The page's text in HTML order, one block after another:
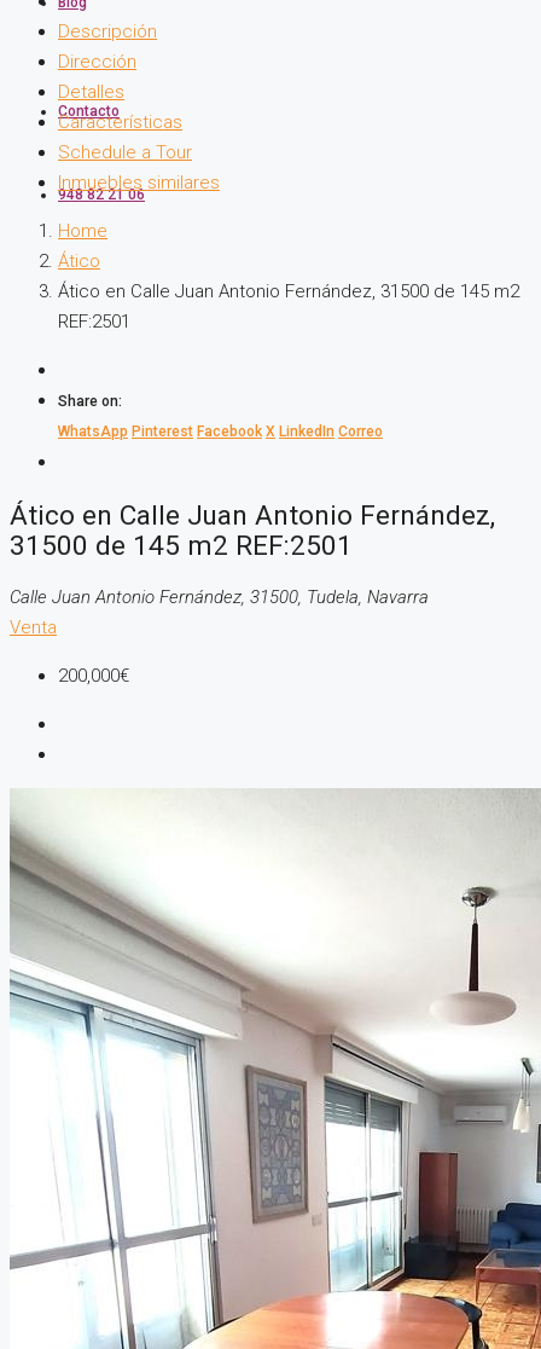
Contacto
948 82 21 06
Descripción
Dirección
Detalles
Características
Schedule a Tour
Inmuebles similares
Home
Ático
Ático en Calle Juan Antonio Fernández, 31500 de 145 m2
REF:2501
Share on:
WhatsApp Pinterest Facebook X LinkedIn Correo
Ático en Calle Juan Antonio Fernández,
31500 de 145 m2 REF:2501
Calle Juan Antonio Fernández, 31500, Tudela, Navarra
Venta
200,000€